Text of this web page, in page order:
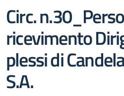
Circ.
ricevimento
plessi di
S.A.